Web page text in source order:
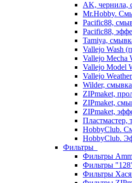
AK, чернила,
Mr.Hobby.
Pacific88,
Pacific88,
Tamiya,
Vallejo Wash
Vallejo Mecha
Vallejo Model
Vallejo
Wilder, смывка
ZIPmaket,
ZIPmaket,
ZIPmaket,
Пластмастер,
HobbyClub.
HobbyClub.
Фильтры
Фильтры
Фильтры
Фильтры